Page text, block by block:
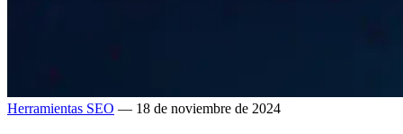
Herramientas SEO — 18 de noviembre de 2024